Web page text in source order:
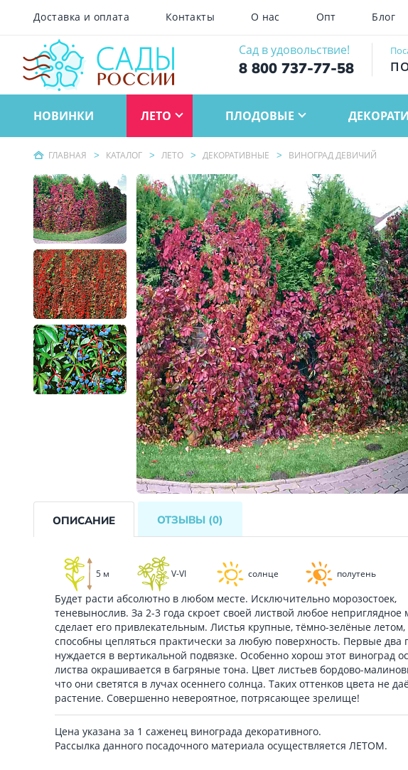
Доставка и оплата Контакты О нас Опт Блог
Сад в удовольствие!
8 800 737-77-58
НОВИНКИ ЛЕТО ПЛОДОВЫЕ
ГЛАВНАЯ КАТАЛОГ ЛЕТО ДЕКОРАТИВНЫЕ ВИНОГРАД ДЕВИЧИЙ
ОПИСАНИЕ ОТЗЫВЫ (0)
5 м V-VI солнце полутень
Будет расти абсолютно в любом месте. Исключительно морозостоек,
теневынослив. За 2-3 года скроет своей листвой любое неприглядное
сделает его привлекательным. Листья крупные, тёмно-зелёные летом,
способны цепляться практически за любую поверхность. Первые два
нуждается в вертикальной подвязке. Особенно хорош этот виноград
листва окрашивается в багряные тона. Цвет листьев бордово-
что они светятся в лучах осеннего солнца. Таких оттенков цвета не
растение. Совершенно невероятное, потрясающее зрелище!
Цена указана за 1 саженец винограда декоративного.
Рассылка данного посадочного материала осуществляется ЛЕТОМ.